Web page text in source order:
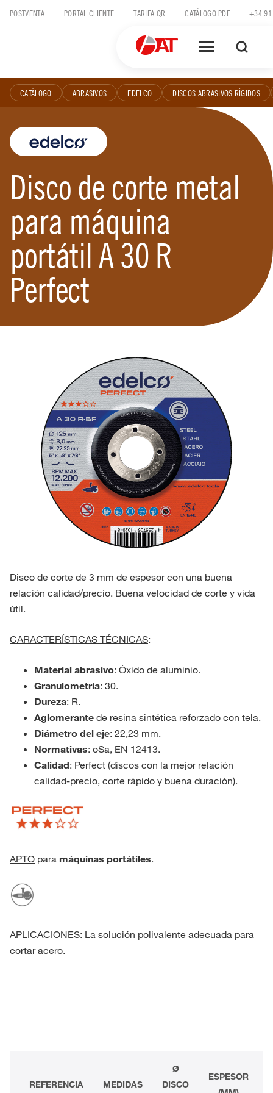
SkipPOSTVENTA PORTAL CLIENTE TARIFA QR CATÁLOGO PDF +34
CATÁLOGO ABRASIVOS EDELCO DISCOS ABRASIVOS RÍGIDOS
Disco de corte metal
para máquina
portátil A 30 R
Perfect
Disco de corte de 3 mm de espesor con una buena
relación calidad/precio. Buena velocidad de corte y vida
útil.
CARACTERÍSTICAS TÉCNICAS:
Material abrasivo: Óxido de aluminio.
Granulometría: 30.
Dureza: R.
Aglomerante de resina sintética reforzado con tela.
Diámetro del eje: 22,23 mm.
Normativas: oSa, EN 12413.
Calidad: Perfect (discos con la mejor relación
calidad-precio, corte rápido y buena duración).
APTO para máquinas portátiles.
APLICACIONES: La solución polivalente adecuada para
cortar acero.
REFERENCIA MEDIDAS
Ø
DISCO
ESPESOR